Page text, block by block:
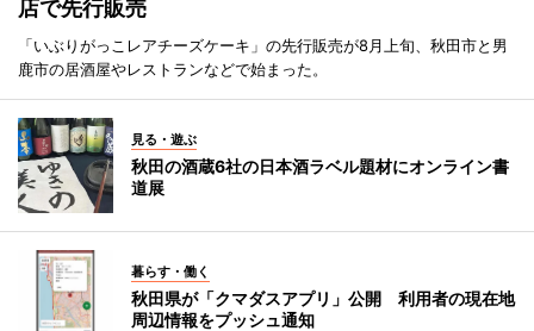
店で先行販売
「いぶりがっこレアチーズケーキ」の先行販売が8月上旬、秋田市と男
鹿市の居酒屋やレストランなどで始まった。
見る・遊ぶ
秋田の酒蔵6社の日本酒ラベル題材にオンライン書
道展
暮らす・働く
秋田県が「クマダスアプリ」公開 利用者の現在地
周辺情報をプッシュ通知